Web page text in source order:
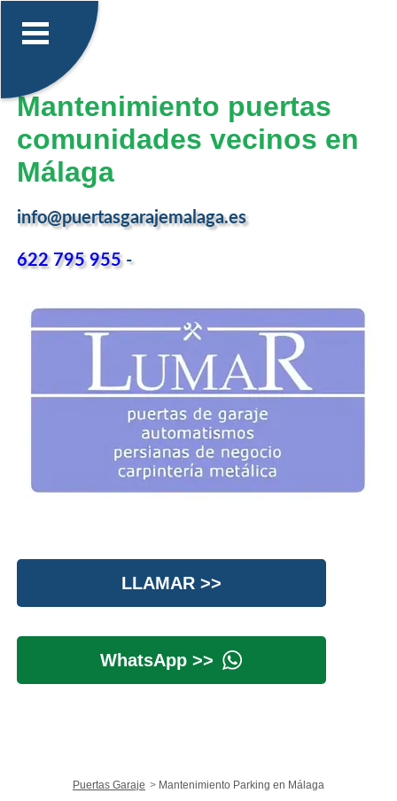
Mantenimiento puertas
comunidades vecinos en
Málaga
info@puertasgarajemalaga.es
622 795 955-
LLAMAR >>
WhatsApp >>
Puertas Garaje Mantenimiento Parking en Málaga